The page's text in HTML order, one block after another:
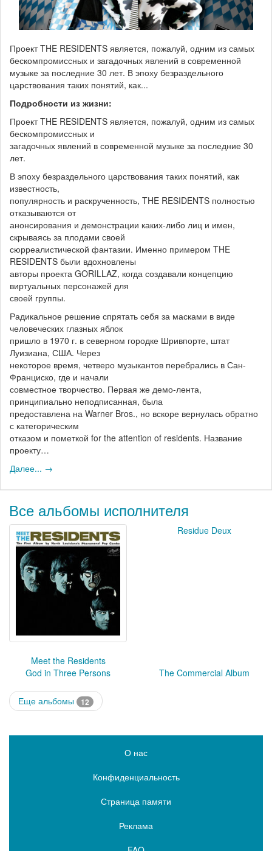
Проект THE RESIDENTS является, пожалуй, одним из самых
бескомпромиссных и загадочных явлений в современной
музыке за последние 30 лет. В эпоху безраздельного
царствования таких понятий, как...
Подробности из жизни:
Проект THE RESIDENTS является, пожалуй, одним из самых
бескомпромиссных и
загадочных явлений в современной музыке за последние 30
лет.
В эпоху безраздельного царствования таких понятий, как
известность,
популярность и раскрученность, THE RESIDENTS полностью
отказываются от
анонсирования и демонстрации каких-либо лиц и имен,
скрываясь за плодами своей
сюрреалистической фантазии. Именно примером THE
RESIDENTS были вдохновлены
авторы проекта GORILLAZ, когда создавали концепцию
виртуальных персонажей для
своей группы.
Радикальное решение спрятать себя за масками в виде
человеческих глазных яблок
пришло в 1970 г. в северном городке Шривпорте, штат
Луизиана, США. Через
некоторое время, четверо музыкантов перебрались в Сан-
Франциско, где и начали
совместное творчество. Первая же демо-лента,
принципиально неподписанная, была
предоставлена на Warner Bros., но вскоре вернулась обратно
с категорическим
отказом и пометкой for the attention of residents. Название
проекту…
Далее... →
Все альбомы исполнителя
Meet the Residents
Residue Deux
God in Three Persons The Commercial Album
Еще альбомы 12
О нас
Конфиденциальность
Страница памяти
Реклама